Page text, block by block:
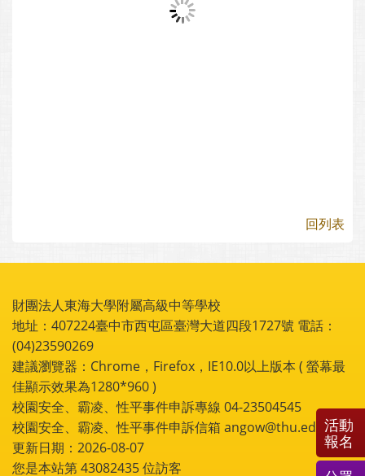
回列表
財團法人東海大學附屬高級中等學校
地址：407224臺中市西屯區臺灣大道四段1727號 電話：
(04)23590269
建議瀏覽器：Chrome，Firefox，IE10.0以上版本 ( 螢幕最
佳顯示效果為1280*960 )
校園安全、霸凌、性平事件申訴專線 04-23504545
校園安全、霸凌、性平事件申訴信箱 angow@thu.edu.tw
更新日期：2026-08-07
您是本站第43082435位訪客
活動
報名